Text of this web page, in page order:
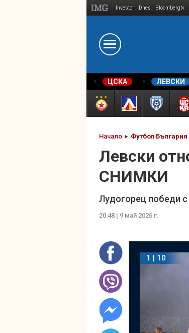
Investor Dnes Bloombergtv
ЦСКА ЛЕВСКИ
Начало Футбол България
Левски
СНИМКИ
Лудогорец победи с
20:48 | 9 май 2026 г.
1 | 10